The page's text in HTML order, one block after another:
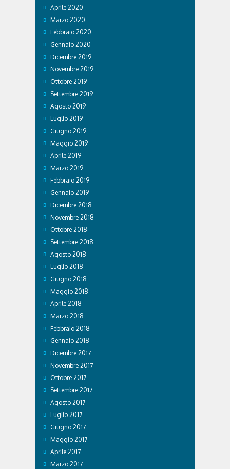
Aprile 2020
Marzo 2020
Febbraio 2020
Gennaio 2020
Dicembre 2019
Novembre 2019
Ottobre 2019
Settembre 2019
Agosto 2019
Luglio 2019
Giugno 2019
Maggio 2019
Aprile 2019
Marzo 2019
Febbraio 2019
Gennaio 2019
Dicembre 2018
Novembre 2018
Ottobre 2018
Settembre 2018
Agosto 2018
Luglio 2018
Giugno 2018
Maggio 2018
Aprile 2018
Marzo 2018
Febbraio 2018
Gennaio 2018
Dicembre 2017
Novembre 2017
Ottobre 2017
Settembre 2017
Agosto 2017
Luglio 2017
Giugno 2017
Maggio 2017
Aprile 2017
Marzo 2017